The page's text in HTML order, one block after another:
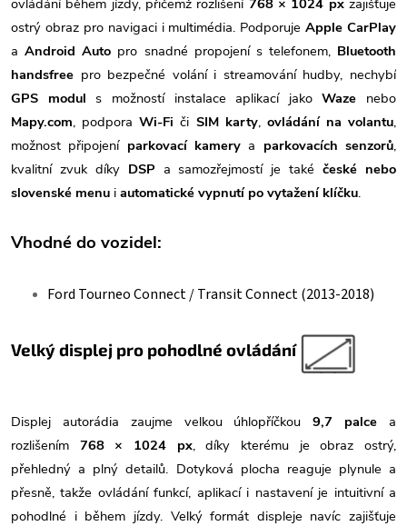
ovládání během jízdy, přičemž rozlišení 768 × 1024 pxzajišťuje
ostrý obraz pro navigaci i multimédia. PodporujeApple CarPlay
aAndroid Auto pro snadné propojení s telefonem, Bluetooth
handsfree pro bezpečné volání i streamování hudby, nechybí
GPS modul s možností instalace aplikací jakoWaze nebo
Mapy.com, podporaWi-Fi či SIM karty, ovládání na volantu,
možnost připojení parkovací kamery a parkovacích senzorů,
kvalitní zvuk díkyDSP a samozřejmostí je takéčeské nebo
slovenské menu i automatické vypnutí po vytažení klíčku.
Vhodné do vozidel:
Ford Tourneo Connect / Transit Connect (2013-2018)
Velký displej pro pohodlné ovládání
Displej autorádia zaujme velkou úhlopříčkou9,7 palce a
rozlišením 768 × 1024 px, díky kterému je obraz ostrý,
přehledný a plný detailů. Dotyková plocha reaguje plynule a
přesně, takže ovládání funkcí, aplikací i nastavení je intuitivní a
pohodlné i během jízdy. Velký formát displeje navíc zajišťuje